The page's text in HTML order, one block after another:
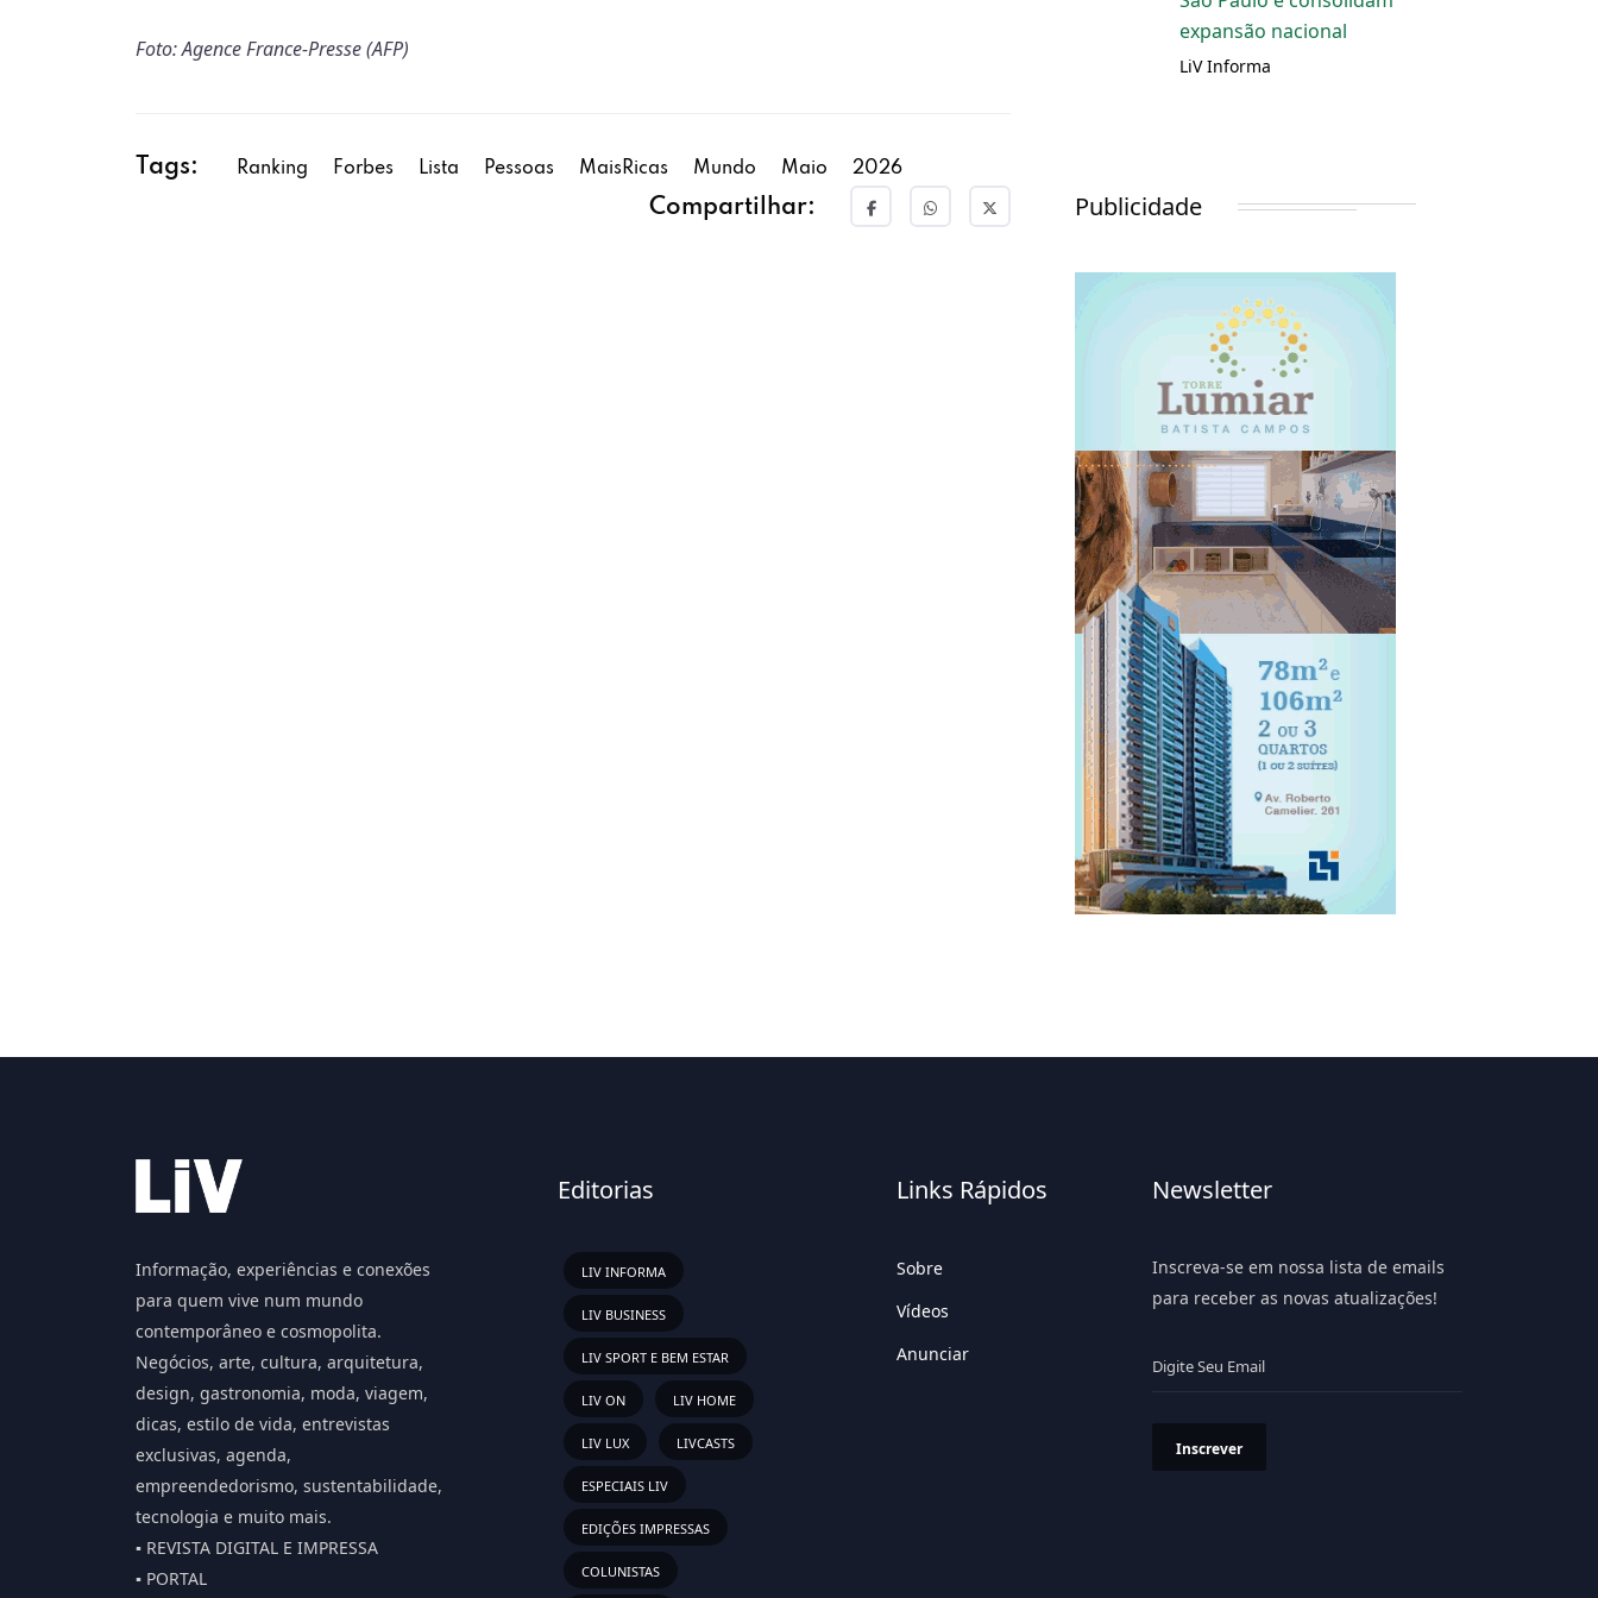
Foto:Agence France-Presse (AFP)
Tags: Ranking Forbes Lista Pessoas MaisRicas Mundo Maio 2026
Compartilhar:
expansão nacional
LiV Informa
Publicidade
Informação, experiências e conexões
para quem vive num mundo
contemporâneo e cosmopolita.
Negócios, arte, cultura, arquitetura,
design, gastronomia, moda, viagem,
dicas, estilo de vida, entrevistas
exclusivas, agenda,
empreendedorismo, sustentabilidade,
tecnologia e muito mais.
▪️ REVISTA DIGITAL E IMPRESSA
▪️ PORTAL
Editorias
LIV INFORMA
LIV BUSINESS
LIV SPORT E BEM ESTAR
LIV ON LIV HOME
LIV LUX LIVCASTS
ESPECIAIS LIV
EDIÇÕES IMPRESSAS
COLUNISTAS
Links Rápidos
Sobre
Vídeos
Anunciar
Newsletter
Inscreva-se em nossa lista de emails
para receber as novas atualizações!
Inscrever